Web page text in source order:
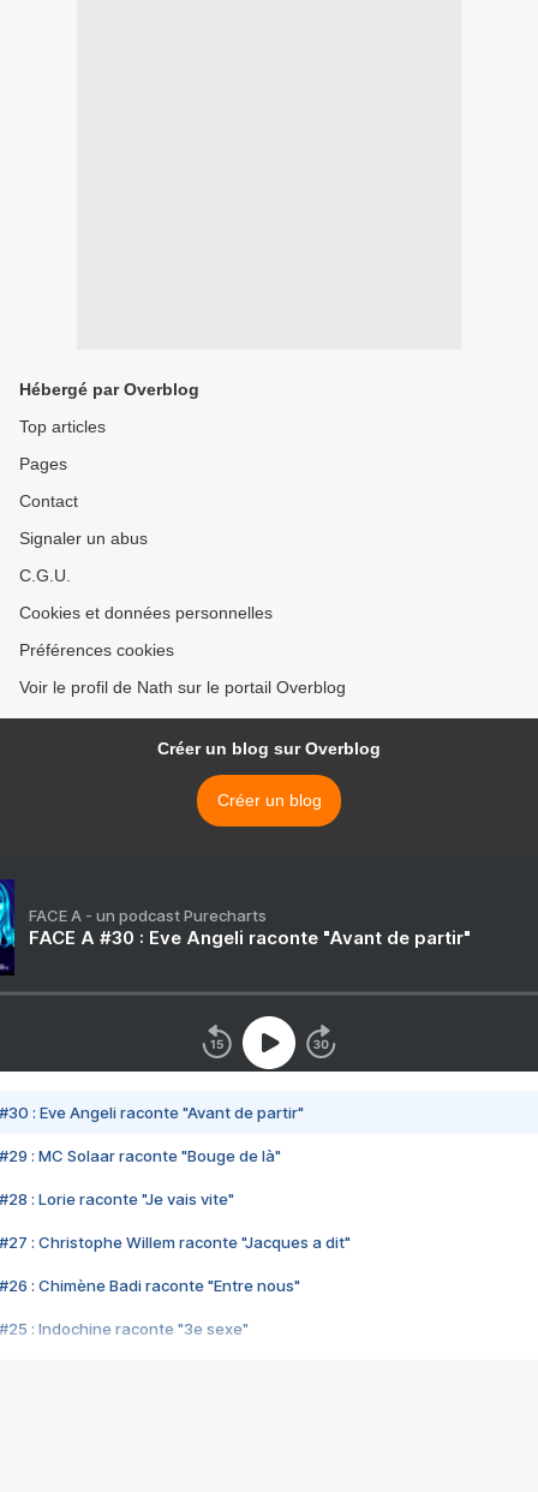
Hébergé par Overblog
Top articles
Pages
Contact
Signaler un abus
C.G.U.
Cookies et données personnelles
Préférences cookies
Voir le profil de Nath sur le portail Overblog
Créer un blog sur Overblog
Créer un blog
FACE A - un podcast Purecharts
FACE A #30 : Eve Angeli raconte "Avant de partir"
#30 : Eve Angeli raconte "Avant de partir"
#29 : MC Solaar raconte "Bouge de là"
#28 : Lorie raconte "Je vais vite"
#27 : Christophe Willem raconte "Jacques a dit"
#26 : Chimène Badi raconte "Entre nous"
#25 : Indochine raconte "3e sexe"